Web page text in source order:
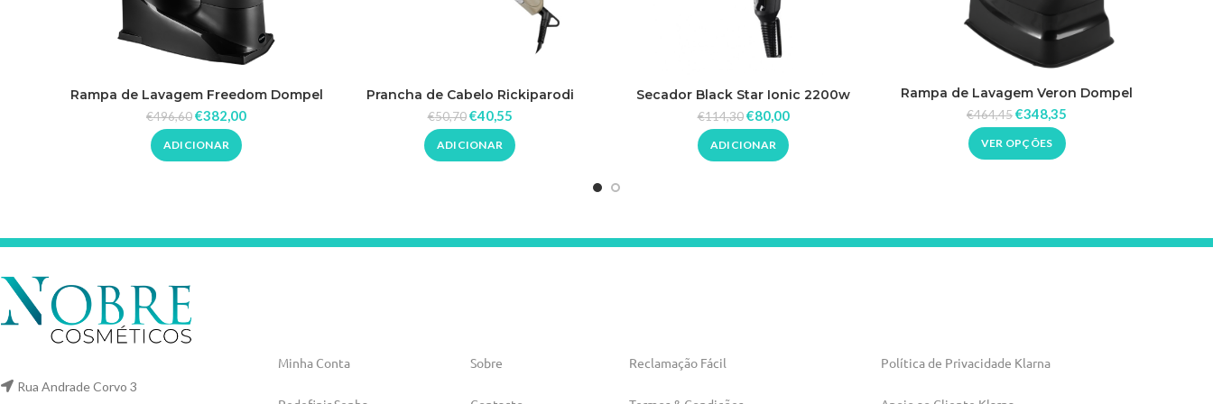
Rampa de Lavagem Freedom Dompel
€496,60€382,00
ADICIONAR
Prancha de Cabelo Rickiparodi
Ultraslim Pro Dourada 230ºC
€50,70 €40,55
ADICIONAR
Secador Black Star Ionic 2200w
Babyliss Pro
€114,30 €80,00
ADICIONAR
Rampa de Lavagem Veron Dompel
€464,45€348,35
VER OPÇÕES
Rua Andrade Corvo 3
Minha Conta Sobre Reclamação Fácil Política de Privacidade Klarna